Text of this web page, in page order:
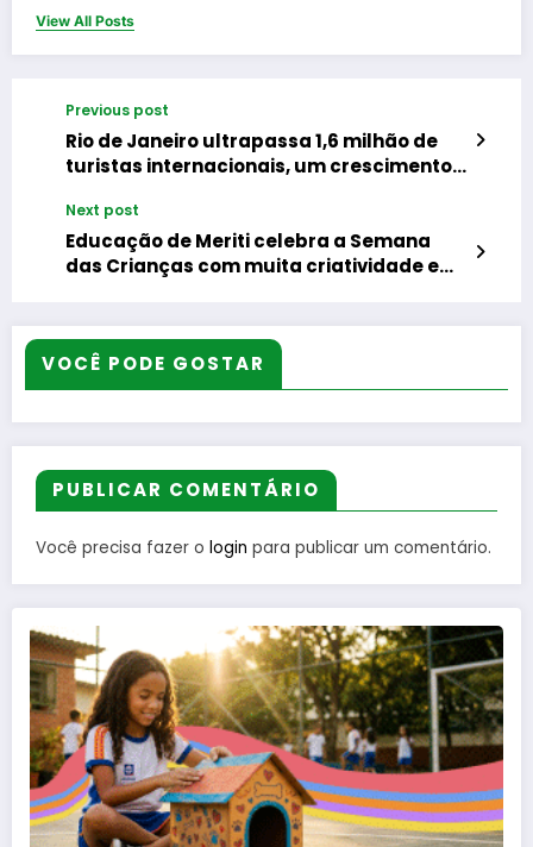
View All Posts
Previous post
Rio de Janeiro ultrapassa 1,6 milhão de
turistas internacionais, um crescimento
nacional
Next post
Educação de Meriti celebra a Semana
das Crianças com muita criatividade e
VOCÊ PODE GOSTAR
PUBLICAR COMENTÁRIO
Você precisa fazer o login para publicar um comentário.